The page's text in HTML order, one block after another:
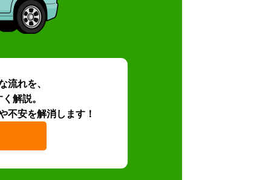
流れを、
解説。
不安を解消します！